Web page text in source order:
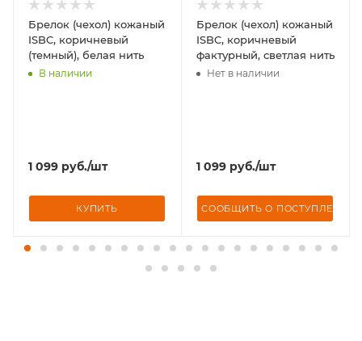
Брелок (чехол) кожаный
ISBC, коричневый
(темный), белая нить
В наличии
1 099 руб./шт
КУПИТЬ
Брелок (чехол) кожаный
ISBC, коричневый
фактурный, светлая нить
Нет в наличии
1 099 руб./шт
СООБЩИТЬ О ПОСТУПЛЕНИИ